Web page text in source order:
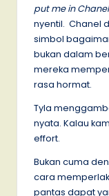
put me in
nyentil. Chanel
simbol
bukan dalam
mereka
rasa hormat.
Tyla
nyata. Kalau
effort.
Bukan cuma
cara
pantas dapat